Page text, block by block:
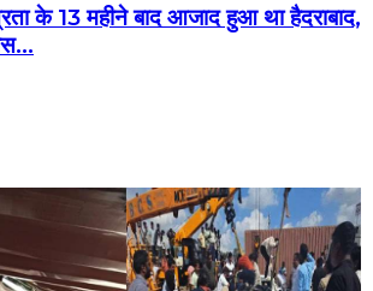
के 13 महीने बाद आजाद हुआ था हैदराबाद,